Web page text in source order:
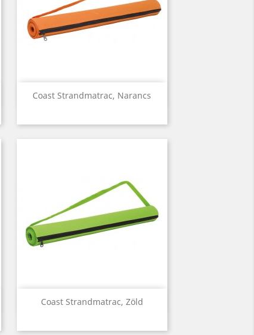
Coast Strandmatrac, Narancs
Előnézet
Coast Strandmatrac, Zöld
Előnézet